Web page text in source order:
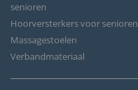
senioren
Hoorversterkers voor senioren
Massagestoelen
Verbandmateriaal